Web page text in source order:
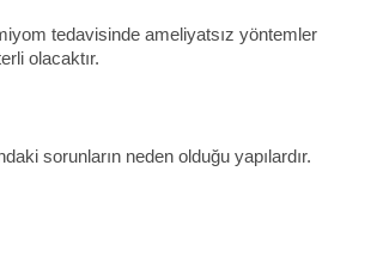
tedavisinde ameliyatsız yöntemler
olacaktır.
sorunların neden olduğu yapılardır.